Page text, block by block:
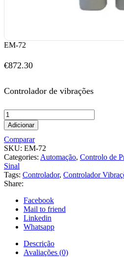
EM-72
€872.30
Controlador de vibrações
Adicionar
Comparar
SKU: EM-72
Categories: Automação, Controlo de
Sinal
Tags: Controlador, Controlador
Share:
Facebook
Mail to friend
Linkedin
Whatsapp
Descrição
Avaliações (0)